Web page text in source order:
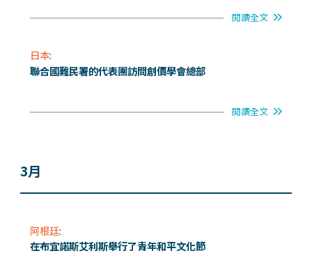
閱讀全文
日本:
聯合國難民署的代表團訪問創價學會總部
閱讀全文
3月
阿根廷:
在布宜諾斯艾利斯舉行了青年和平文化節